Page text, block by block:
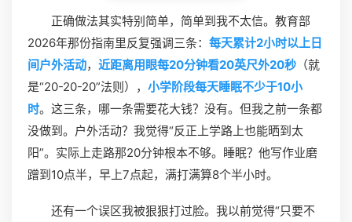
正确做法其实特别简单，简单到我不太信。教育部
2026年那份指南里反复强调三条： 每天累计2小时以上日
间户外活动， 近距离用眼每20分钟看20英尺外20秒 （就
是“20-20-20”法则）， 小学阶段每天睡眠不少于10小
时。这三条，哪一条需要花大钱？没有。但我之前一条都
没做到。户外活动？我觉得“反正上学路上也能晒到太
阳”。实际上走路那20分钟根本不够。睡眠？他写作业磨
蹭到10点半，早上7点起，满打满算8个半小时。
还有一个误区我被狠狠打过脸。我以前觉得“只要不